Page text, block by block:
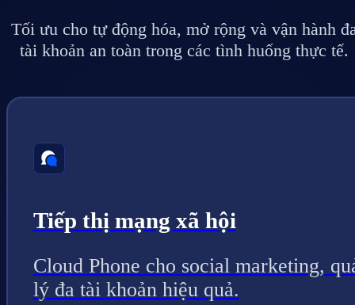
Tối ưu cho tự động hóa, mở rộng và vận hành
tài khoản an toàn trong các tình huống thực tế.
Tiếp thị mạng xã hội
Cloud Phone cho social marketing,
lý đa tài khoản hiệu quả.